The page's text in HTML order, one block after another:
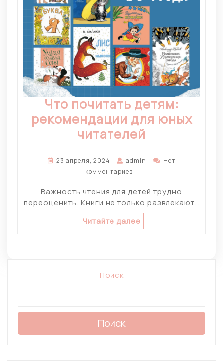
Что почитать детям:
рекомендации для юных
читателей
23 апреля, 2024 admin
Нет
комментариев
Важность чтения для детей трудно
переоценить. Книги не только развлекают…
Читайте далее
Поиск
Поиск